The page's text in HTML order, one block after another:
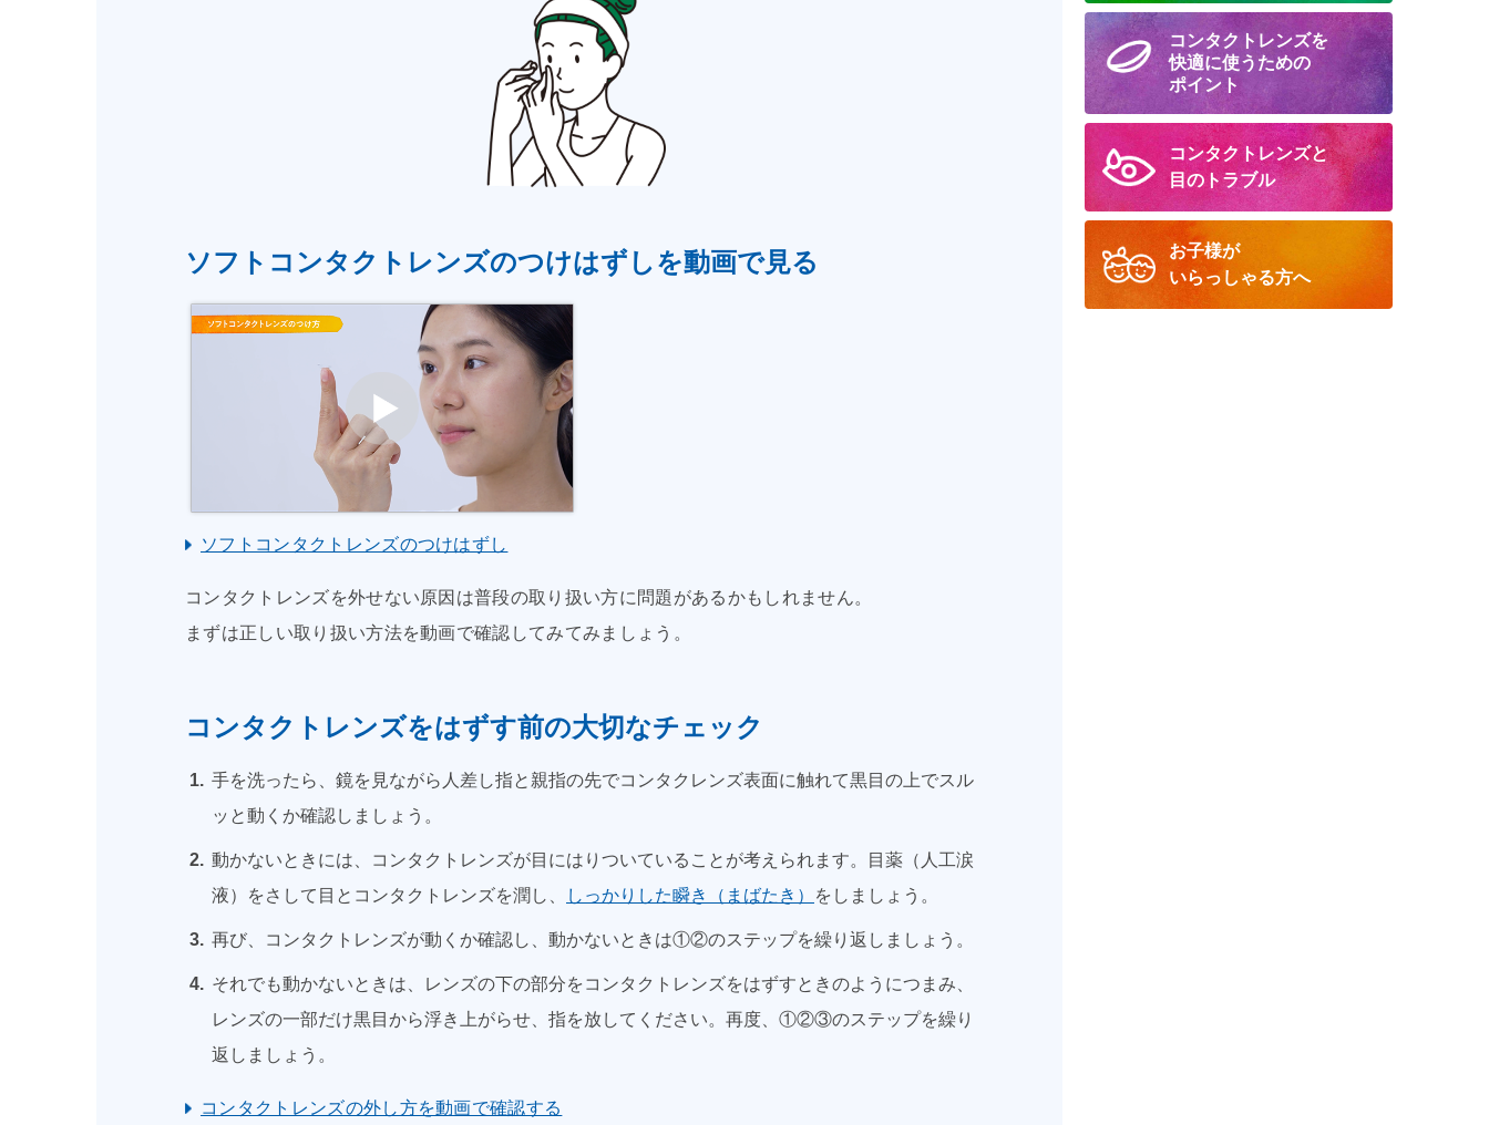
ソフトコンタクトレンズのつけはずしを動画で見る
ソフトコンタクトレンズのつけはずし
コンタクトレンズを外せない原因は普段の取り扱い方に問題があるかもしれません。
まずは正しい取り扱い方法を動画で確認してみてみましょう。
コンタクトレンズをはずす前の大切なチェック
手を洗ったら、鏡を見ながら人差し指と親指の先でコンタクレンズ表面に触れて黒目の上でスル
ッと動くか確認しましょう。
動かないときには、コンタクトレンズが目にはりついていることが考えられます。目薬（人工涙
液）をさして目とコンタクトレンズを潤し、
しっかりした瞬き（まばたき） をしましょう。
再び、コンタクトレンズが動くか確認し、動かないときは①②のステップを繰り返しましょう。
それでも動かないときは、レンズの下の部分をコンタクトレンズをはずすときのようにつまみ、
レンズの一部だけ黒目から浮き上がらせ、指を放してください。再度、①②③のステップを繰り
返しましょう。
コンタクトレンズの外し方を動画で確認する
コンタクトレンズを
快適に使うための
ポイント
コンタクトレンズと
目のトラブル
お子様が
いらっしゃる方へ